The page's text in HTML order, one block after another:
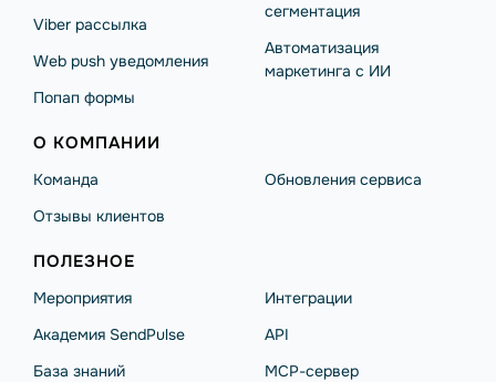
Viber рассылка
Web push уведомления
Попап формы
сегментация
Автоматизация
маркетинга с ИИ
О КОМПАНИИ
Команда
Отзывы клиентов
Обновления сервиса
ПОЛЕЗНОЕ
Мероприятия
Академия SendPulse
База знаний
Интеграции
API
MCP-сервер